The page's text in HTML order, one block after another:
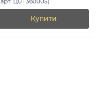
Ц011360005)
Купити